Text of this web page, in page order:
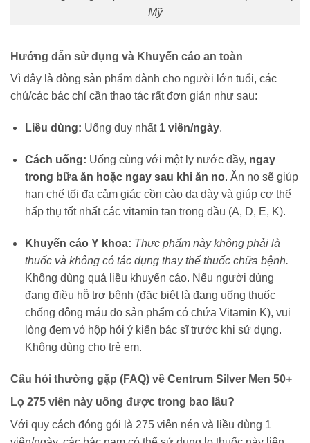
Mỹ
Hướng dẫn sử dụng và Khuyến cáo an toàn
Vì đây là dòng sản phẩm dành cho người lớn tuổi, các
chú/các bác chỉ cần thao tác rất đơn giản như sau:
Liều dùng: Uống duy nhất 1 viên/ngày.
Cách uống: Uống cùng với một ly nước đầy, ngay
trong bữa ăn hoặc ngay sau khi ăn no. Ăn no sẽ giúp
hạn chế tối đa cảm giác cồn cào dạ dày và giúp cơ thể
hấp thụ tốt nhất các vitamin tan trong dầu (A, D, E, K).
Khuyến cáo Y khoa: Thực phẩm này không phải là
thuốc và không có tác dụng thay thế thuốc chữa bệnh.
Không dùng quá liều khuyến cáo. Nếu người dùng
đang điều hỗ trợ bệnh (đặc biệt là đang uống thuốc
chống đông máu do sản phẩm có chứa Vitamin K), vui
lòng đem vỏ hộp hỏi ý kiến bác sĩ trước khi sử dụng.
Không dùng cho trẻ em.
Câu hỏi thường gặp (FAQ) về Centrum Silver Men 50+
Lọ 275 viên này uống được trong bao lâu?
Với quy cách đóng gói là 275 viên nén và liều dùng 1